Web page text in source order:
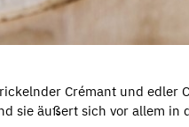
Crémant und edler
sie äußert sich vor allem in